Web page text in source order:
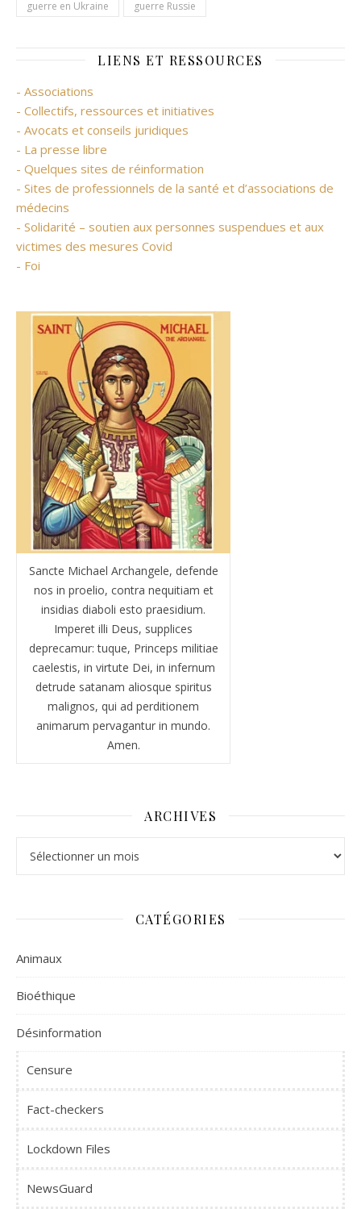
guerre en Ukraine
guerre Russie
LIENS ET RESSOURCES
- Associations
- Collectifs, ressources et initiatives
- Avocats et conseils juridiques
- La presse libre
- Quelques sites de réinformation
- Sites de professionnels de la santé et d’associations de
médecins
- Solidarité – soutien aux personnes suspendues et aux
victimes des mesures Covid
- Foi
Sancte Michael Archangele, defende
nos in proelio, contra nequitiam et
insidias diaboli esto praesidium.
Imperet illi Deus, supplices
deprecamur: tuque, Princeps militiae
caelestis, in virtute Dei, in infernum
detrude satanam aliosque spiritus
malignos, qui ad perditionem
animarum pervagantur in mundo.
Amen.
ARCHIVES
CATÉGORIES
Animaux
Bioéthique
Désinformation
Censure
Fact-checkers
Lockdown Files
NewsGuard